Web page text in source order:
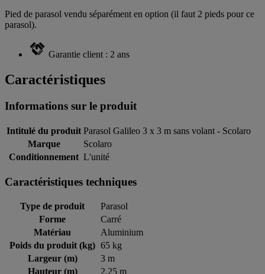
Pied de parasol vendu séparément en option (il faut 2 pieds pour ce
parasol).
Garantie client : 2 ans
Caractéristiques
Informations sur le produit
Intitulé du produit Parasol Galileo 3 x 3 m sans volant - Scolaro
Marque
Scolaro
Conditionnement L'unité
Caractéristiques techniques
Type de produit
Parasol
Forme
Carré
Matériau
Aluminium
Poids du produit (kg) 65 kg
Largeur (m)
3 m
Hauteur (m)
2.25 m